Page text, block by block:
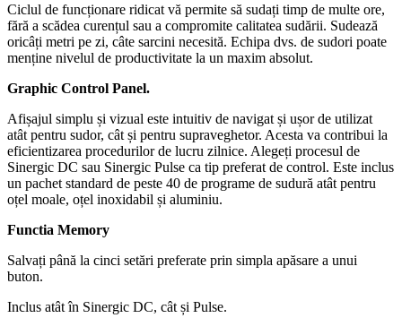
Ciclul de funcționare ridicat vă permite să sudați timp de multe ore,
fără a scădea curențul sau a compromite calitatea sudării. Sudează
oricâți metri pe zi, câte sarcini necesită. Echipa dvs. de sudori poate
menține nivelul de productivitate la un maxim absolut.
Graphic Control Panel.
Afișajul simplu și vizual este intuitiv de navigat și ușor de utilizat
atât pentru sudor, cât și pentru supraveghetor. Acesta va contribui la
eficientizarea procedurilor de lucru zilnice. Alegeți procesul de
Sinergic DC sau Sinergic Pulse ca tip preferat de control. Este inclus
un pachet standard de peste 40 de programe de sudură atât pentru
oțel moale, oțel inoxidabil și aluminiu.
Functia Memory
Salvați până la cinci setări preferate prin simpla apăsare a unui
buton.
Inclus atât în Sinergic DC, cât și Pulse.